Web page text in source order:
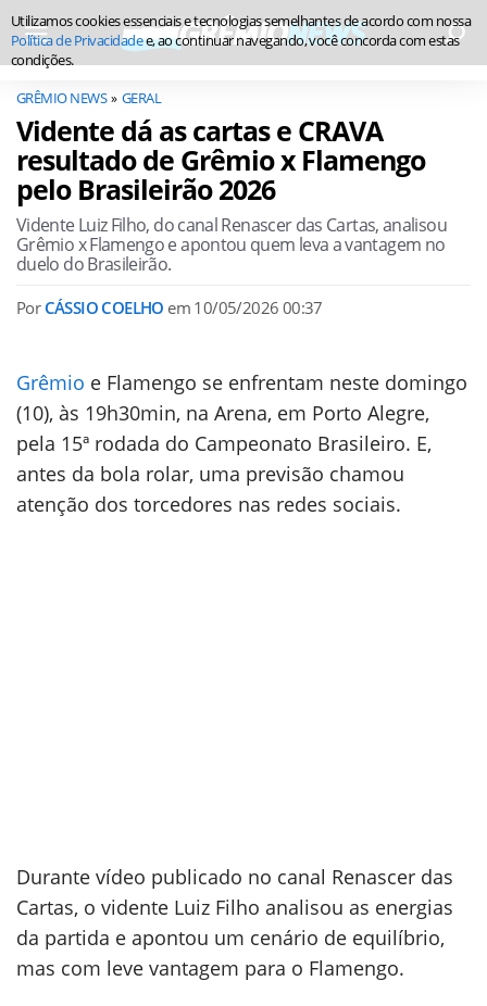
GRÊMIO NEWS GERAL
Vidente dá as cartas e CRAVA
resultado de Grêmio x Flamengo
pelo Brasileirão 2026
Vidente Luiz Filho, do canal Renascer das Cartas, analisou
Grêmio x Flamengo e apontou quem leva a vantagem no
duelo do Brasileirão.
Por CÁSSIO COELHO em 10/05/2026 00:37
Grêmio e Flamengo se enfrentam neste domingo
(10), às 19h30min, na Arena, em Porto Alegre,
pela 15ª rodada do Campeonato Brasileiro. E,
antes da bola rolar, uma previsão chamou
atenção dos torcedores nas redes sociais.
Durante vídeo publicado no canal Renascer das
Cartas, o vidente Luiz Filho analisou as energias
da partida e apontou um cenário de equilíbrio,
mas com leve vantagem para o Flamengo.
Utilizamos cookies essenciais e tecnologias semelhantes de acordo com nossa
Política de Privacidadee, ao continuar navegando, você concorda com estas
condições.